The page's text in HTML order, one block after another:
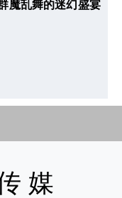
魔乱舞的迷幻盛宴
媒